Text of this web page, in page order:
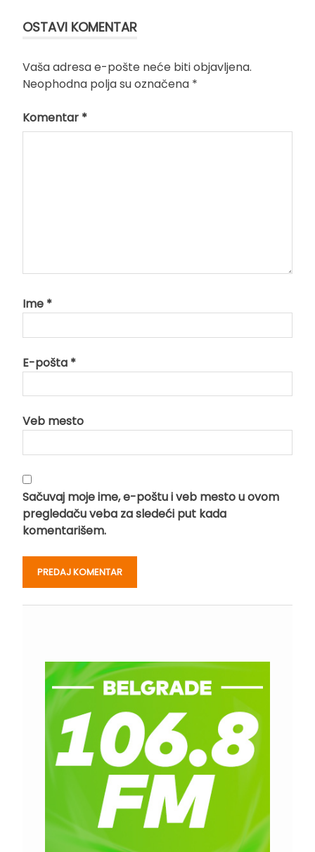
OSTAVI KOMENTAR
Vaša adresa e-pošte neće biti objavljena.
Neophodna polja su označena *
Komentar *
Ime *
E-pošta *
Veb mesto
Sačuvaj moje ime, e-poštu i veb mesto u ovom
pregledaču veba za sledeći put kada
komentarišem.